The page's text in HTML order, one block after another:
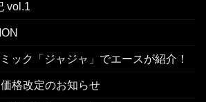
vol.1
ック「ジャジャ」でエースが紹介！
格改定のお知らせ